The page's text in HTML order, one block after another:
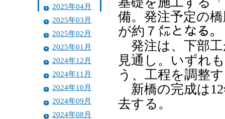
2025年04月
2025年03月
2025年02月
2025年01月
2024年12月
2024年11月
2024年10月
2024年09月
2024年08月
備。発注予定の
が約７㍍となる。
発注は、下部工
見通し。いずれ
う、工程を調整
新橋の完成は
去する。